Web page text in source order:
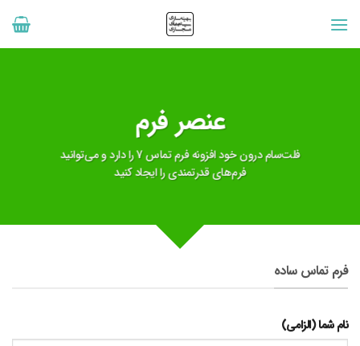
محتوا
عنصر فرم‌
فلت‌سام درون خود افزونه فرم تماس 7 را دارد و می‌توانید
فرم‌های قدرتمندی را ایجاد کنید
فرم تماس ساده
نام شما (الزامی)